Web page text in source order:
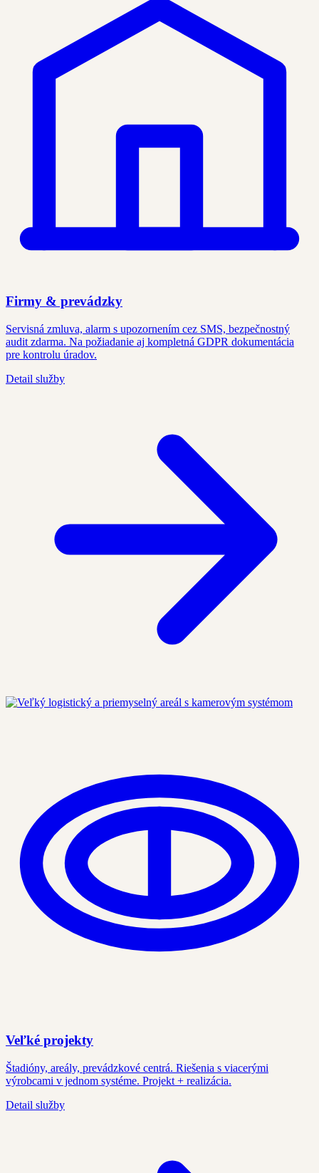
Firmy & prevádzky
Servisná zmluva, alarm s upozornením cez SMS, bezpečnostný
audit zdarma. Na požiadanie aj kompletná GDPR dokumentácia
pre kontrolu úradov.
Detail služby
Veľké projekty
Štadióny, areály, prevádzkové centrá. Riešenia s viacerými
výrobcami v jednom systéme. Projekt + realizácia.
Detail služby